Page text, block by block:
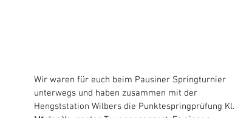
Wir waren für euch beim Pausiner Springturnier
unterwegs und haben zusammen mit der
Hengststation Wilbers die Punktespringprüfung Kl.